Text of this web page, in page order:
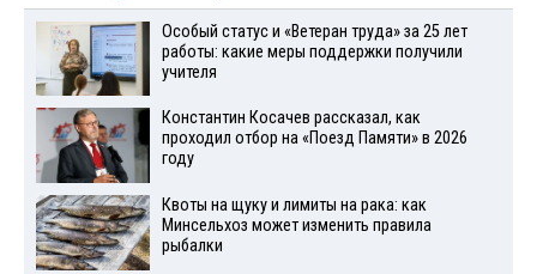
Особый статус и «Ветеран труда» за 25 лет
работы: какие меры поддержки получили
учителя
Константин Косачев рассказал, как
проходил отбор на «Поезд Памяти» в 2026
году
Квоты на щуку и лимиты на рака: как
Минсельхоз может изменить правила
рыбалки